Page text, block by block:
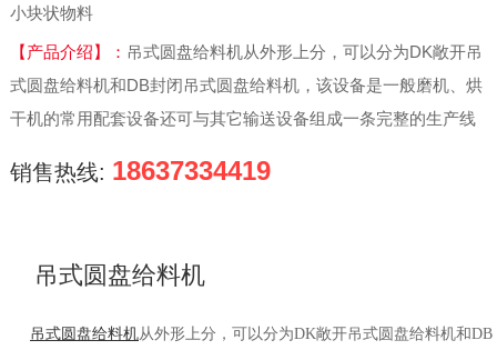
小块状物料
【产品介绍】： 吊式圆盘给料机从外形上分，可以分为DK敞开吊
式圆盘给料机和DB封闭吊式圆盘给料机，该设备是一般磨机、烘
干机的常用配套设备还可与其它输送设备组成一条完整的生产线
销售热线: 18637334419
吊式圆盘给料机
吊式圆盘给料机从外形上分，可以分为DK敞开吊式圆盘给料机和DB